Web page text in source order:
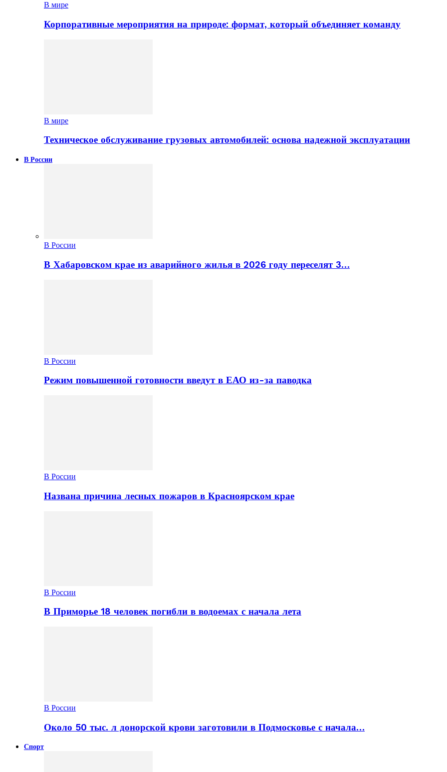
В мире
Корпоративные мероприятия на природе: формат, который объединяет команду
В мире
Техническое обслуживание грузовых автомобилей: основа надежной эксплуатации
В России
В России
В Хабаровском крае из аварийного жилья в 2026 году переселят 3…
В России
Режим повышенной готовности введут в ЕАО из-за паводка
В России
Названа причина лесных пожаров в Красноярском крае
В России
В Приморье 18 человек погибли в водоемах с начала лета
В России
Около 50 тыс. л донорской крови заготовили в Подмосковье с начала…
Спорт